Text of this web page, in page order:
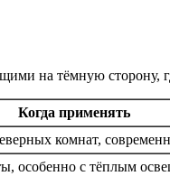
на тёмную сторону,
Когда применять
комнат,
особенно с тёплым